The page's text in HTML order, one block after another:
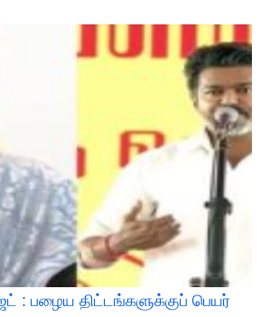
: பழைய திட்டங்களுக்குப் பெயர்